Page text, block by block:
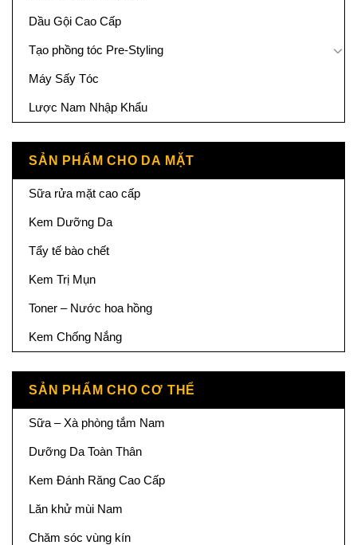
Dầu Gội Cao Cấp
Tạo phồng tóc Pre-Styling
Máy Sấy Tóc
Lược Nam Nhập Khẩu
SẢN PHẨM CHO DA MẶT
Sữa rửa mặt cao cấp
Kem Dưỡng Da
Tẩy tế bào chết
Kem Trị Mụn
Toner – Nước hoa hồng
Kem Chống Nắng
SẢN PHẨM CHO CƠ THỂ
Sữa – Xà phòng tắm Nam
Dưỡng Da Toàn Thân
Kem Đánh Răng Cao Cấp
Lăn khử mùi Nam
Chăm sóc vùng kín